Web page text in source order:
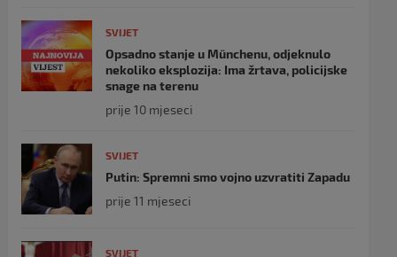
SVIJET
Opsadno stanje u Münchenu, odjeknulo
nekoliko eksplozija: Ima žrtava, policijske
snage na terenu
prije 10 mjeseci
SVIJET
Putin: Spremni smo vojno uzvratiti Zapadu
prije 11 mjeseci
SVIJET